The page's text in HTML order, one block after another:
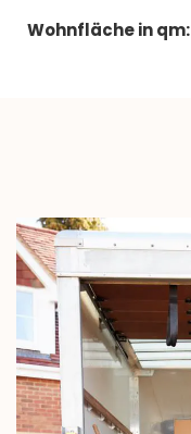
Wohnfläche in qm: